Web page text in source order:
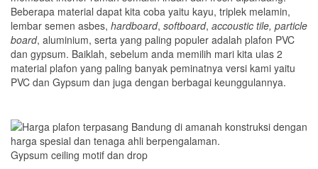
Beberapa material dapat kita coba yaitu kayu, triplek melamin,
lembar semen asbes, hardboard, softboard, accoustic tile, particle
board, aluminium, serta yang paling populer adalah plafon PVC
dan gypsum. Baiklah, sebelum anda memilih mari kita ulas 2
material plafon yang paling banyak peminatnya versi kami yaitu
PVC dan Gypsum dan juga dengan berbagai keunggulannya.
Gypsum ceiling motif dan drop